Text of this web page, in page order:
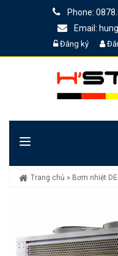
Phone:
Email:
Đăng ký
Trang chủ » Bơm nhiệt